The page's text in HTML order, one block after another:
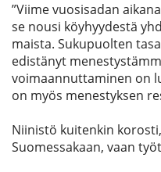
”Viime vuosisadan
se nousi köyhyydestä
maista. Sukupuolten
edistänyt
voimaannuttaminen on
on myös menestyksen
Niinistö kuitenkin
Suomessakaan, vaan